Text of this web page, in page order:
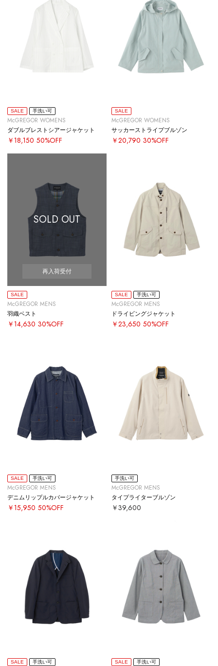
SALE 手洗い可
McGREGOR WOMENS
ダブルブレストシアージャケット
￥18,150 50%OFF
SALE
McGREGOR WOMENS
サッカーストライプブルゾン
￥20,790 30%OFF
SOLD OUT
再入荷受付
SALE
McGREGOR MENS
羽織ベスト
￥14,630 30%OFF
SALE 手洗い可
McGREGOR MENS
ドライビングジャケット
￥23,650 50%OFF
SALE 手洗い可
McGREGOR MENS
デニムリップルカバージャケット
￥15,950 50%OFF
手洗い可
McGREGOR MENS
タイプライターブルゾン
￥39,600
SALE 手洗い可 SALE 手洗い可